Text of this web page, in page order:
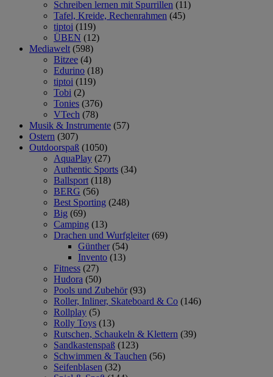
Schreiben lernen mit Spurrillen (11)
Tafel, Kreide, Rechenrahmen (45)
tiptoi (119)
ÜBEN (12)
Mediawelt (598)
Bitzee (4)
Edurino (18)
tiptoi (119)
Tobi (2)
Tonies (376)
VTech (78)
Musik & Instrumente (57)
Ostern (307)
Outdoorspaß (1050)
AquaPlay (27)
Authentic Sports (34)
Ballsport (118)
BERG (56)
Best Sporting (248)
Big (69)
Camping (13)
Drachen und Wurfgleiter (69)
Günther (54)
Invento (13)
Fitness (27)
Hudora (50)
Pools und Zubehör (93)
Roller, Inliner, Skateboard & Co (146)
Rollplay (5)
Rolly Toys (13)
Rutschen, Schaukeln & Klettern (39)
Sandkastenspaß (123)
Schwimmen & Tauchen (56)
Seifenblasen (32)